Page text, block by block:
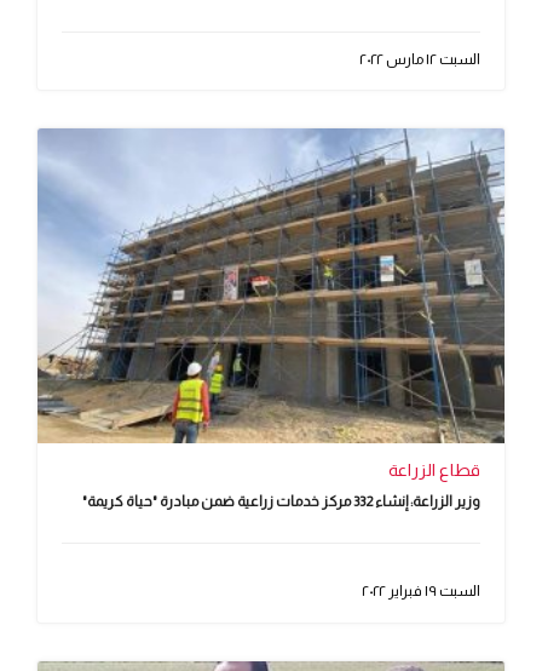
السبت ١٢ مارس ٢٠٢٢
قطاع الزراعة
وزير الزراعة: إنشاء 332 مركز خدمات زراعية ضمن مبادرة "حياة كريمة"
السبت ١٩ فبراير ٢٠٢٢